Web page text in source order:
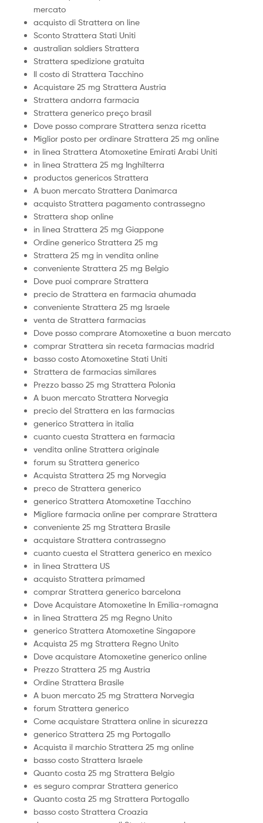
mercato
acquisto di Strattera on line
Sconto Strattera Stati Uniti
australian soldiers Strattera
Strattera spedizione gratuita
Il costo di Strattera Tacchino
Acquistare 25 mg Strattera Austria
Strattera andorra farmacia
Strattera generico preço brasil
Dove posso comprare Strattera senza ricetta
Miglior posto per ordinare Strattera 25 mg online
in linea Strattera Atomoxetine Emirati Arabi Uniti
in linea Strattera 25 mg Inghilterra
productos genericos Strattera
A buon mercato Strattera Danimarca
acquisto Strattera pagamento contrassegno
Strattera shop online
in linea Strattera 25 mg Giappone
Ordine generico Strattera 25 mg
Strattera 25 mg in vendita online
conveniente Strattera 25 mg Belgio
Dove puoi comprare Strattera
precio de Strattera en farmacia ahumada
conveniente Strattera 25 mg Israele
venta de Strattera farmacias
Dove posso comprare Atomoxetine a buon mercato
comprar Strattera sin receta farmacias madrid
basso costo Atomoxetine Stati Uniti
Strattera de farmacias similares
Prezzo basso 25 mg Strattera Polonia
A buon mercato Strattera Norvegia
precio del Strattera en las farmacias
generico Strattera in italia
cuanto cuesta Strattera en farmacia
vendita online Strattera originale
forum su Strattera generico
Acquista Strattera 25 mg Norvegia
preco de Strattera generico
generico Strattera Atomoxetine Tacchino
Migliore farmacia online per comprare Strattera
conveniente 25 mg Strattera Brasile
acquistare Strattera contrassegno
cuanto cuesta el Strattera generico en mexico
in linea Strattera US
acquisto Strattera primamed
comprar Strattera generico barcelona
Dove Acquistare Atomoxetine In Emilia-romagna
in linea Strattera 25 mg Regno Unito
generico Strattera Atomoxetine Singapore
Acquista 25 mg Strattera Regno Unito
Dove acquistare Atomoxetine generico online
Prezzo Strattera 25 mg Austria
Ordine Strattera Brasile
A buon mercato 25 mg Strattera Norvegia
forum Strattera generico
Come acquistare Strattera online in sicurezza
generico Strattera 25 mg Portogallo
Acquista il marchio Strattera 25 mg online
basso costo Strattera Israele
Quanto costa 25 mg Strattera Belgio
es seguro comprar Strattera generico
Quanto costa 25 mg Strattera Portogallo
basso costo Strattera Croazia